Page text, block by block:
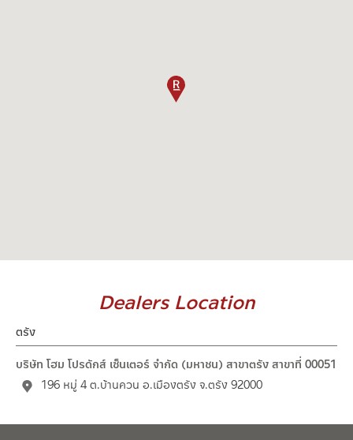
Dealers Location
ตรัง
บริษัท โฮม โปรดักส์ เซ็นเตอร์ จำกัด (มหาชน) สาขาตรัง สาขาที่ 00051
196 หมู่ 4 ต.บ้านควน อ.เมืองตรัง จ.ตรัง 92000